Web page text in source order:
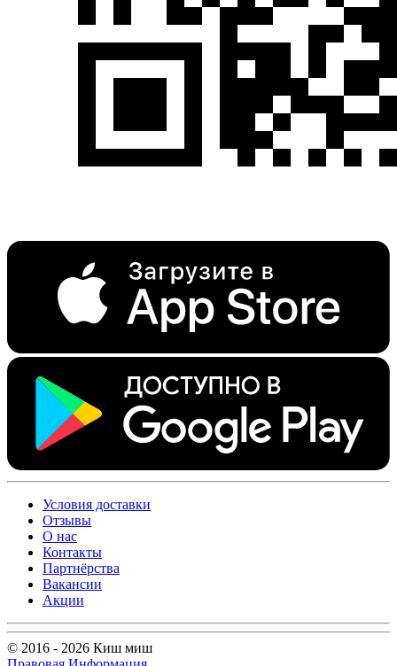
Условия доставки
Отзывы
О нас
Контакты
Партнёрства
Вакансии
Акции
© 2016 - 2026 Киш миш